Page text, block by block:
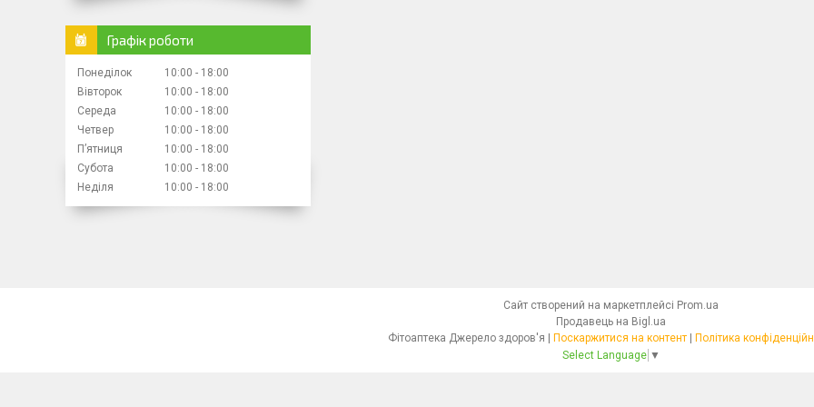
Графік роботи
Понеділок 10:00
18:00
Вівторок
10:00
18:00
Середа
10:00
18:00
Четвер
10:00
18:00
Пʼятниця
10:00
18:00
Субота
10:00
18:00
Неділя
10:00 18:00
Сайт створений на маркетплейсі Prom.ua
Продавець на Bigl.ua
Поскаржитися на контент
Політика
Select Language ▼